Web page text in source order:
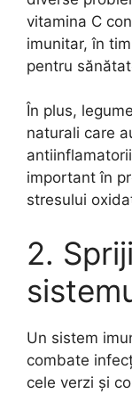
vitamina C
imunitar, în
pentru
În plus,
naturali care
important în
stresului
2.
Un sistem
combate
cele verzi și